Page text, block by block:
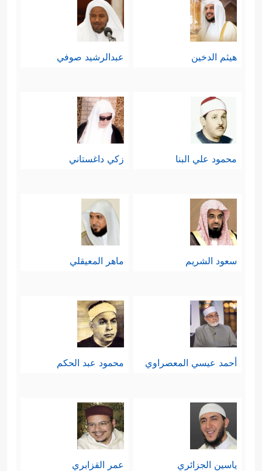
هيثم الدخين عبدالرشيد صوفي
محمود علي البنا زكي داغستاني
سعود الشريم ماهر المعيقلي
أحمد عيسي المعصراوي محمود عبد الحكم
ياسين الجزائري عمر القزابري